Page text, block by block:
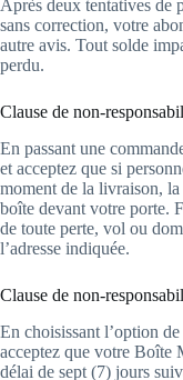
Après deux tentatives de
sans correction, votre
autre avis. Tout solde
perdu.
Clause de non-
En passant une
et acceptez que si
moment de la livraison,
boîte devant votre porte.
de toute perte, vol ou
l’adresse indiquée.
Clause de non-
En choisissant l’option
acceptez que votre Boîte
délai de sept (7) jours